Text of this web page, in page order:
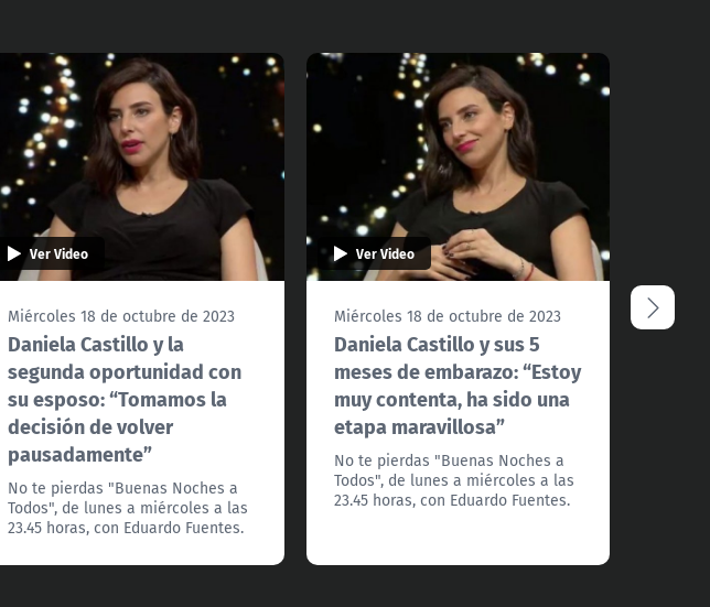
Ver Video
Miércoles 18 de octubre de 2023
Daniela Castillo y la
segunda oportunidad con
su esposo: “Tomamos la
decisión de volver
pausadamente”
No te pierdas "Buenas Noches a
Todos", de lunes a miércoles a las
23.45 horas, con Eduardo Fuentes.
Ver Video
Miércoles 18 de octubre de 2023
Daniela Castillo y sus 5
meses de embarazo: “Estoy
muy contenta, ha sido una
etapa maravillosa”
No te pierdas "Buenas Noches a
Todos", de lunes a miércoles a las
23.45 horas, con Eduardo Fuentes.